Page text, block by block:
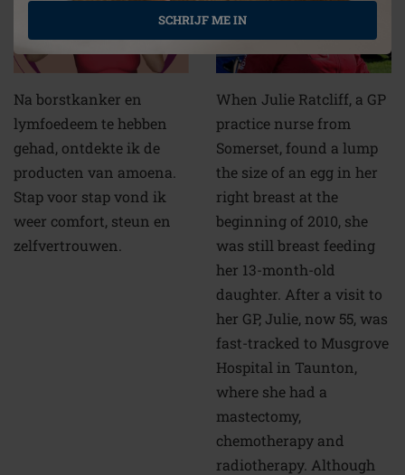
SCHRIJF ME IN
Na borstkanker en
lymfoedeem te hebben
gehad, ontdekte ik de
producten van amoena.
Stap voor stap vond ik
weer comfort, steun en
zelfvertrouwen.
happiness
When Julie Ratcliff, a GP
practice nurse from
Somerset, found a lump
the size of an egg in her
right breast at the
beginning of 2010, she
was still breast feeding
her 13-month-old
daughter. After a visit to
her GP, Julie, now 55, was
fast-tracked to Musgrove
Hospital in Taunton,
where she had a
mastectomy,
chemotherapy and
radiotherapy. Although